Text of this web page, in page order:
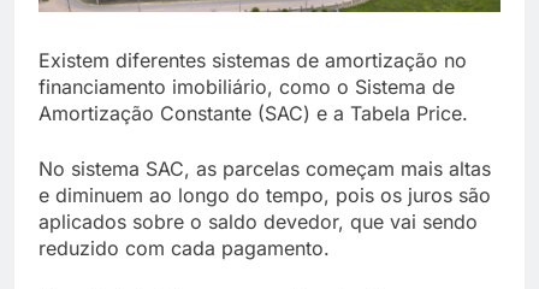
Existem diferentes sistemas de amortização no
financiamento imobiliário, como o Sistema de
Amortização Constante (SAC) e a Tabela Price.
No sistema SAC, as parcelas começam mais altas
e diminuem ao longo do tempo, pois os juros são
aplicados sobre o saldo devedor, que vai sendo
reduzido com cada pagamento.